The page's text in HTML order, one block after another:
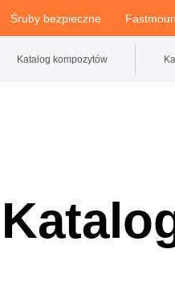
Śruby bezpieczne
Katalog kompozytów